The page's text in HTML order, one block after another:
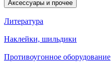
Аксессуары и прочее
Литература
Наклейки, шильдики
Противоугонное оборудование